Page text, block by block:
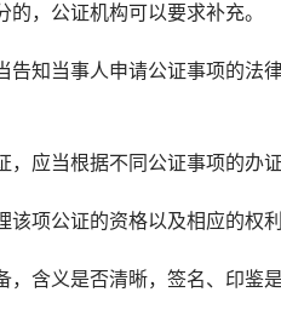
，公证机构可以要求补充。
知当事人申请公证事项的法
当根据不同公证事项的办证
项公证的资格以及相应的权利
含义是否清晰，签名、印鉴是